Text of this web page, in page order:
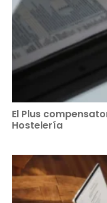
El Plus
Hostelería